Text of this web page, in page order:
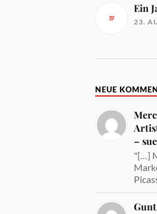
Ein
23.
NEUE
–
"[…]